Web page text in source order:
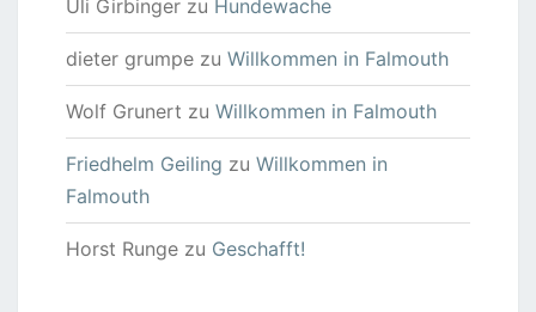
Uli Girbinger zu Hundewache
dieter grumpe zu Willkommen in Falmouth
Wolf Grunert zu Willkommen in Falmouth
Friedhelm Geiling zu Willkommen in
Falmouth
Horst Runge zu Geschafft!